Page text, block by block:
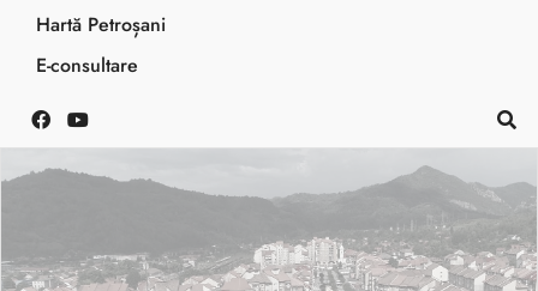
Hartă Petroșani
E-consultare